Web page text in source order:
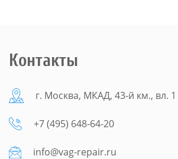
Контакты
г. Москва, МКАД, 43-й км., вл. 1
+7 (495) 648-64-20
info@vag-repair.ru